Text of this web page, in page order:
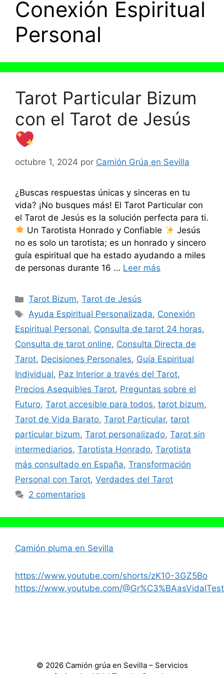
Conexión Espiritual
Personal
Tarot Particular Bizum
con el Tarot de Jesús
octubre 1, 2024 por Camión Grúa en Sevilla
¿Buscas respuestas únicas y sinceras en tu
vida? ¡No busques más! El Tarot Particular con
el Tarot de Jesús es la solución perfecta para ti.
Un Tarotista Honrado y Confiable
Jesús
no es solo un tarotista; es un honrado y sincero
guía espiritual que ha estado ayudando a miles
de personas durante 16 … Leer más
Categorías
Tarot Bizum,Tarot de Jesús
Etiquetas
Ayuda Espiritual Personalizada, Conexión
Espiritual Personal, Consulta de tarot 24 horas,
Consulta de tarot online, Consulta Directa de
Tarot, Decisiones Personales, Guía Espiritual
Individual, Paz Interior a través del Tarot,
Precios Asequibles Tarot, Preguntas sobre el
Futuro, Tarot accesible para todos, tarot bizum,
Tarot de Vida Barato, Tarot Particular, tarot
particular bizum, Tarot personalizado, Tarot sin
intermediarios, Tarotista Honrado, Tarotista
más consultado en España, Transformación
Personal con Tarot, Verdades del Tarot
2 comentarios
Camión pluma en Sevilla
https://www.youtube.com/shorts/zK10-3GZ5Bo
https://www.youtube.com/
© 2026 Camión grúa en Sevilla – Servicios